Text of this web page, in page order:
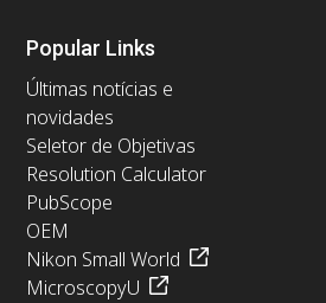
Popular Links
Últimas notícias e
novidades
Seletor de Objetivas
Resolution Calculator
PubScope
OEM
Nikon Small World
MicroscopyU